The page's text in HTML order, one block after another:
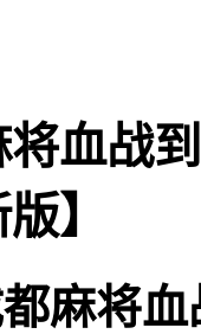
血战
】
麻将